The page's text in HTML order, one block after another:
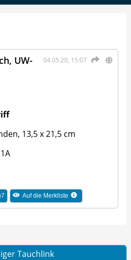
04.05.20, 15:07
UW-
13,5 x 21,5 cm
Auf die Merkliste
Tauchlink